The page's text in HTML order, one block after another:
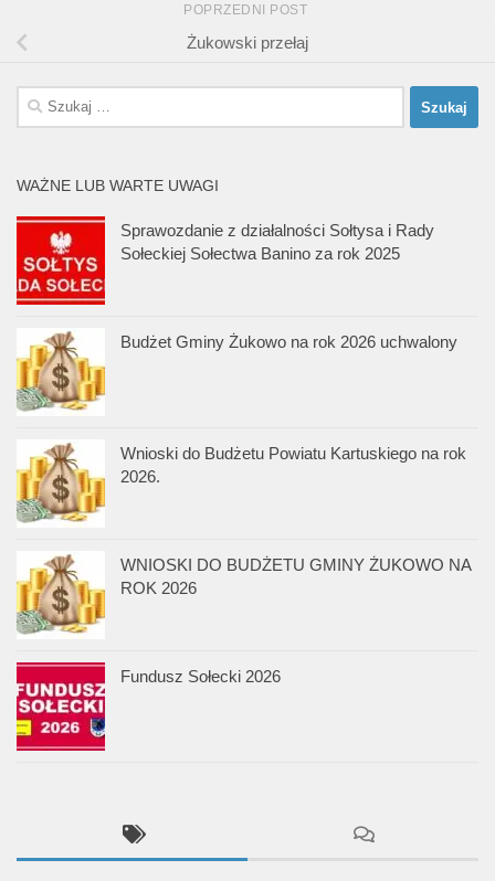
POPRZEDNI POST
Żukowski przełaj
Szukaj:
WAŻNE LUB WARTE UWAGI
Sprawozdanie z działalności Sołtysa i Rady
Sołeckiej Sołectwa Banino za rok 2025
Budżet Gminy Żukowo na rok 2026 uchwalony
Wnioski do Budżetu Powiatu Kartuskiego na rok
2026.
WNIOSKI DO BUDŻETU GMINY ŻUKOWO NA
ROK 2026
Fundusz Sołecki 2026